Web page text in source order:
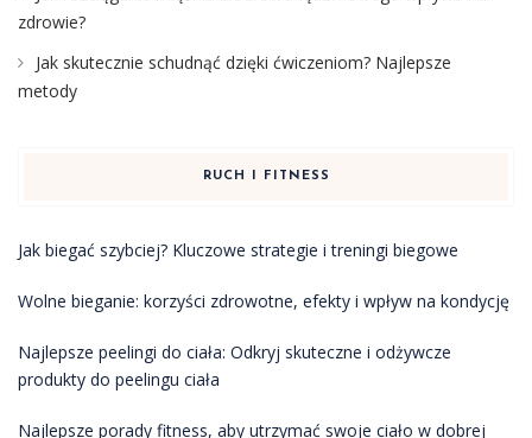
zdrowie?
Jak skutecznie schudnąć dzięki ćwiczeniom? Najlepsze
metody
RUCH I FITNESS
Jak biegać szybciej? Kluczowe strategie i treningi biegowe
Wolne bieganie: korzyści zdrowotne, efekty i wpływ na kondycję
Najlepsze peelingi do ciała: Odkryj skuteczne i odżywcze
produkty do peelingu ciała
Najlepsze porady fitness, aby utrzymać swoje ciało w dobrej